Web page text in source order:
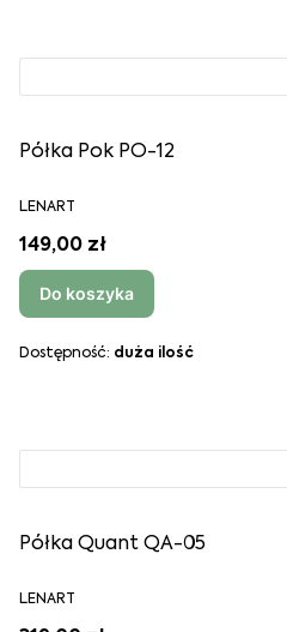
Półka Pok PO-12
LENART
149,00 zł
Do koszyka
Dostępność: duża ilość
Półka Quant QA-05
LENART